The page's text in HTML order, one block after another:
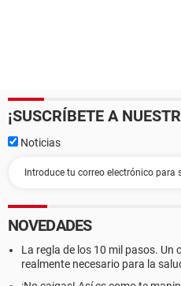
¡SUSCRÍBETE A
Noticias
NOVEDADES
La regla de los 10 mil pasos. Un
realmente necesario para la